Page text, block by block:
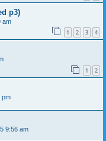
p3)
am
1 2 3 4
1 2
pm
9:56 am